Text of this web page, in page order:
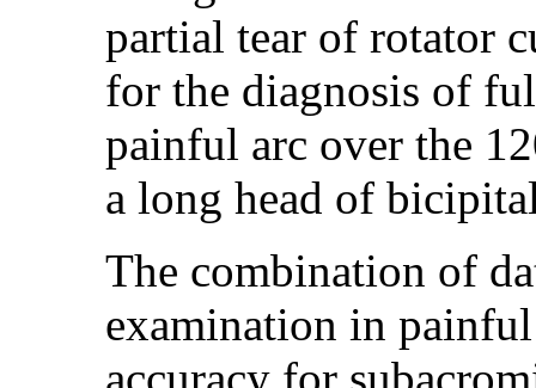
partial tear of rotator
for the diagnosis of
painful arc over the
a long head of
The combination of
examination in